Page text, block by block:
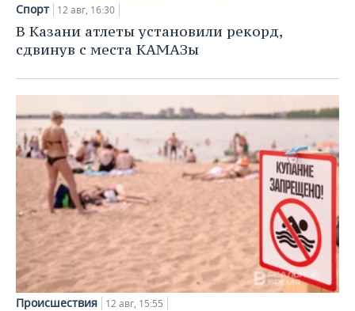
Спорт 12 авг, 16:30
В Казани атлеты установили рекорд,
сдвинув с места КАМАЗы
Происшествия 12 авг, 15:55